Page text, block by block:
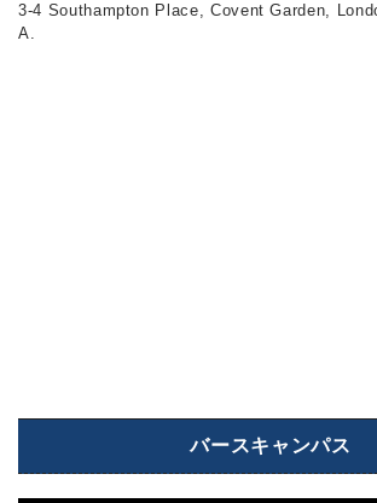
3-4 Southampton Place, Covent Garden,
A.
バースキャンパス